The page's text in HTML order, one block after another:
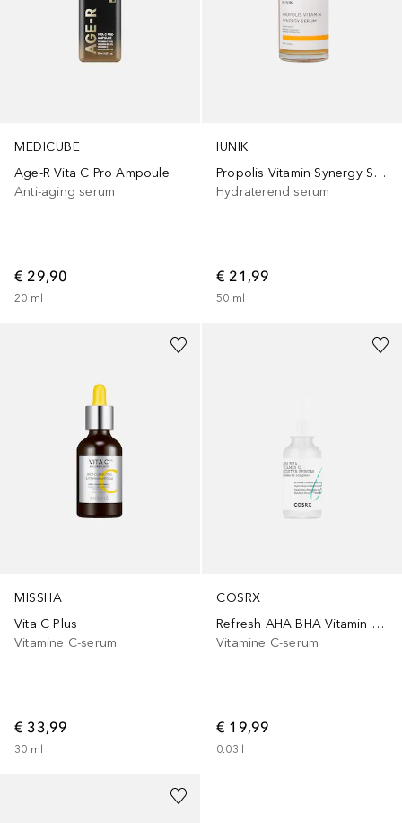
MEDICUBE
Age-R Vita C Pro Ampoule
Anti-aging serum
€ 29,90
20 ml
IUNIK
Propolis Vitamin Synergy Serum
Hydraterend serum
€ 21,99
50 ml
MISSHA
Vita C Plus
Vitamine C-serum
€ 33,99
30 ml
COSRX
Refresh AHA BHA Vitamin C Booster Serum
Vitamine C-serum
€ 19,99
0.03